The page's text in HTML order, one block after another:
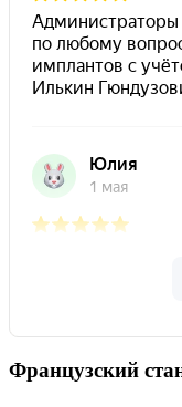
Французский